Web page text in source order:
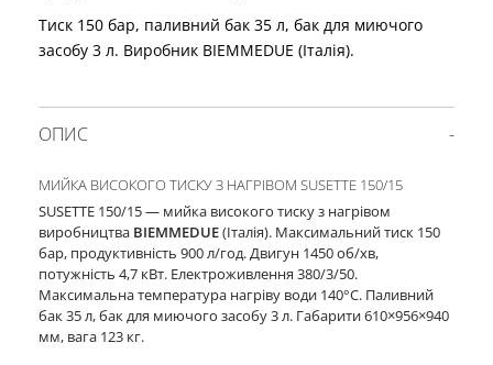
Тиск 150 бар, паливний бак 35 л, бак для миючого
засобу 3 л. Виробник BIEMMEDUE (Італія).
ОПИС
МИЙКА ВИСОКОГО ТИСКУ З НАГРІВОМ SUSETTE 150/15
SUSETTE 150/15 — мийка високого тиску з нагрівом
виробництва BIEMMEDUE(Італія). Максимальний тиск 150
бар, продуктивність 900 л/год. Двигун 1450 об/хв,
потужність 4,7 кВт. Електроживлення 380/3/50.
Максимальна температура нагріву води 140°C. Паливний
бак 35 л, бак для миючого засобу 3 л. Габарити 610×956×940
мм, вага 123 кг.